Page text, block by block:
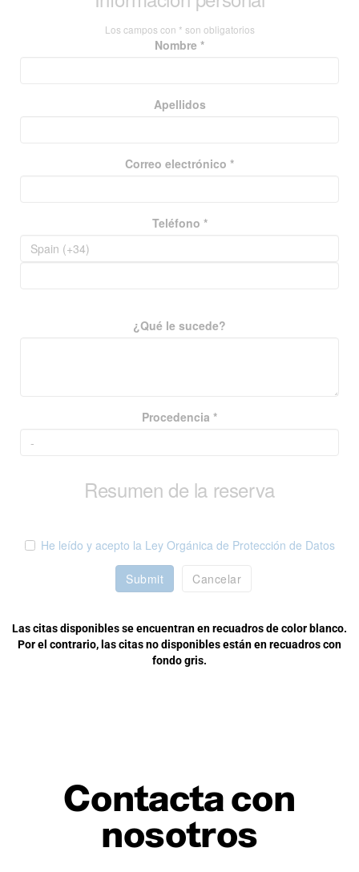
Los campos con * son obligatorios
Nombre *
Apellidos
Correo electrónico *
Teléfono *
¿Qué le sucede?
Procedencia *
Resumen de la reserva
He leído y acepto la Ley Orgánica de Protección de Datos
Submit Cancelar
Las citas disponibles se encuentran en recuadros de color blanco.
Por el contrario, las citas no disponibles están en recuadros con
fondo gris.
Contacta con
nosotros